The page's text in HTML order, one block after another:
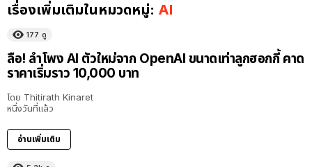
เรื่องเพิ่มเติมในหมวดหมู่: AI
177 ดู
ลือ! ลำโพง AI ตัวใหม่จาก OpenAI ขนาดเท่าลูกฮอกกี้ คาด
ราคาเริ่มราว 10,000 บาท
โดย Thitirath Kinaret
หนึ่งวันที่แล้ว
อ่านเพิ่มเติม